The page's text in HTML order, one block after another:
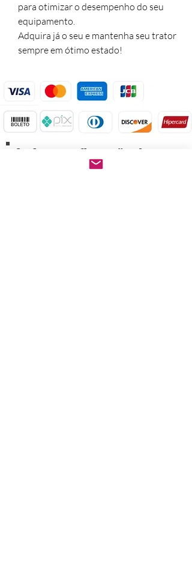
para otimizar o desempenho do seu
equipamento.
Adquira já o seu e mantenha seu trator
sempre em ótimo estado!
Após a confirmação do